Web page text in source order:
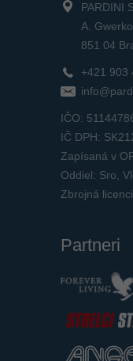
PARDINI
A.
851 04
+421 903
IČO:
IČ DPH:
Zapísaná v
Oddiel: Sro,
Zbrojná
Partneri